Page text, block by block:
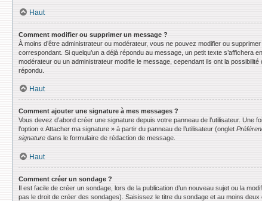
Haut
Comment modifier ou supprimer un message ?
À moins d’être administrateur ou modérateur, vous ne pouvez modifier ou
correspondant. Si quelqu’un a déjà répondu au message, un petit texte s’affichera
modérateur ou un administrateur modifie le message, cependant ils ont la
répondu.
Haut
Comment ajouter une signature à mes messages ?
Vous devez d’abord créer une signature depuis votre panneau de l’utilisateur. Une
l’option « Attacher ma signature » à partir du panneau de l’utilisateur (onglet
signature dans le formulaire de rédaction de message.
Haut
Comment créer un sondage ?
Il est facile de créer un sondage, lors de la publication d’un nouveau sujet ou la
pas le droit de créer des sondages). Saisissez le titre du sondage et au moins